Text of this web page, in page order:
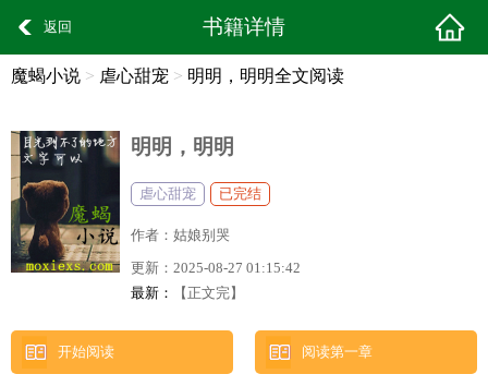
返回 书籍详情
魔蝎小说 > 虐心甜宠 > 明明，明明全文阅读
明明，明明
虐心甜宠 已完结
作者： 姑娘别哭
更新： 2025-08-27 01:15:42
最新：
【正文完】
开始阅读 阅读第一章